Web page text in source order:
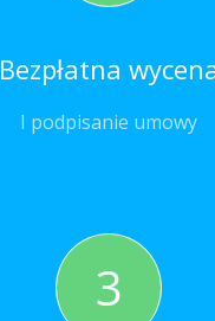
Bezpłatna
I podpisanie umowy
3